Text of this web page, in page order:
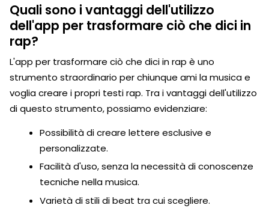
Quali sono i vantaggi dell'utilizzo
dell'app per trasformare ciò che dici in
rap?
L'app per trasformare ciò che dici in rap è uno
strumento straordinario per chiunque ami la musica e
voglia creare i propri testi rap. Tra i vantaggi dell'utilizzo
di questo strumento, possiamo evidenziare:
Possibilità di creare lettere esclusive e
personalizzate.
Facilità d'uso, senza la necessità di conoscenze
tecniche nella musica.
Varietà di stili di beat tra cui scegliere.